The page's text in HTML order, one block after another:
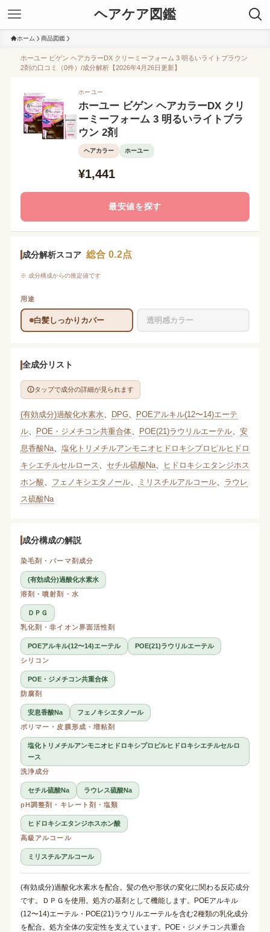
ヘアケア図鑑
ホーム 商品図鑑
ホーユー ビゲン ヘアカラーDX クリーミーフォーム 3 明るいライトブラウン
2剤の口コミ（0件）/成分解析【2026年4月26日更新】
ホーユー
ホーユー ビゲン ヘアカラーDX クリ
ーミーフォーム 3 明るいライトブラ
ウン 2剤
ヘアカラー ホーユー
¥1,441
最安値を探す
成分解析スコア 総合 0.2点
※ 成分構成からの推定値です
用途
白髪しっかりカバー 透明感カラー
全成分リスト
タップで成分の詳細が見られます
(有効成分)過酸化水素水 DPG、 POEアルキル(12〜14)エーテ
ル、 POE・ジメチコン共重合体、 POE(21)ラウリルエーテル、 安
息香酸Na、 塩化トリメチルアンモニオヒドロキシプロピルヒドロ
キシエチルセルロース
セチル硫酸Na、
ヒドロキシエタンジホス
ホン酸
フェノキシエタノール、 ミリスチルアルコール、 ラウレ
ス硫酸Na
成分構成の解説
染毛剤・パーマ剤成分
(有効成分)過酸化水素水
溶剤・噴射剤・水
ＤＰＧ
乳化剤・非イオン界面活性剤
POEアルキル(12〜14)エーテル
POE(21)ラウリルエーテル
シリコン
POE・ジメチコン共重合体
防腐剤
安息香酸Na
フェノキシエタノール
ポリマー・皮膜形成・増粘剤
塩化トリメチルアンモニオヒドロキシプロピルヒドロキシエチルセルロ
ース
洗浄成分
セチル硫酸Na
ラウレス硫酸Na
pH調整剤・キレート剤・塩類
ヒドロキシエタンジホスホン酸
高級アルコール
ミリスチルアルコール
(有効成分)過酸化水素水を配合。髪の色や形状の変化に関わる反応成分
です。ＤＰＧを使用。処方の基剤として機能します。POEアルキル
(12〜14)エーテル・POE(21)ラウリルエーテルを含む2種類の乳化成分
を配合。処方全体の安定性を支えています。POE・ジメチコン共重合